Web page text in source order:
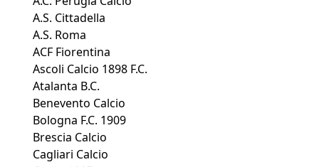
A.S. Cittadella
A.S. Roma
ACF Fiorentina
Ascoli Calcio 1898 F.C.
Atalanta B.C.
Benevento Calcio
Bologna F.C. 1909
Brescia Calcio
Cagliari Calcio